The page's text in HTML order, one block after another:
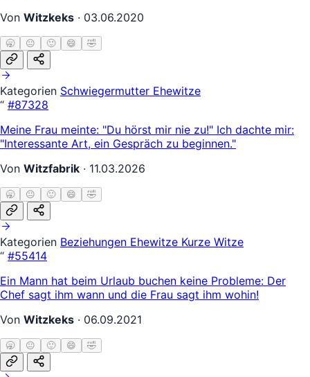
Von Witzkeks · 03.06.2020
🥱 😐 🙂 😄 🤣
Kategorien Schwiegermutter Ehewitze
“ #87328
Meine Frau meinte: "Du hörst mir nie zu!" Ich dachte mir:
"Interessante Art, ein Gespräch zu beginnen."
Von Witzfabrik · 11.03.2026
🥱 😐 🙂 😄 🤣
Kategorien Beziehungen Ehewitze Kurze Witze
“ #55414
Ein Mann hat beim Urlaub buchen keine Probleme: Der
Chef sagt ihm wann und die Frau sagt ihm wohin!
Von Witzkeks · 06.09.2021
🥱 😐 🙂 😄 🤣